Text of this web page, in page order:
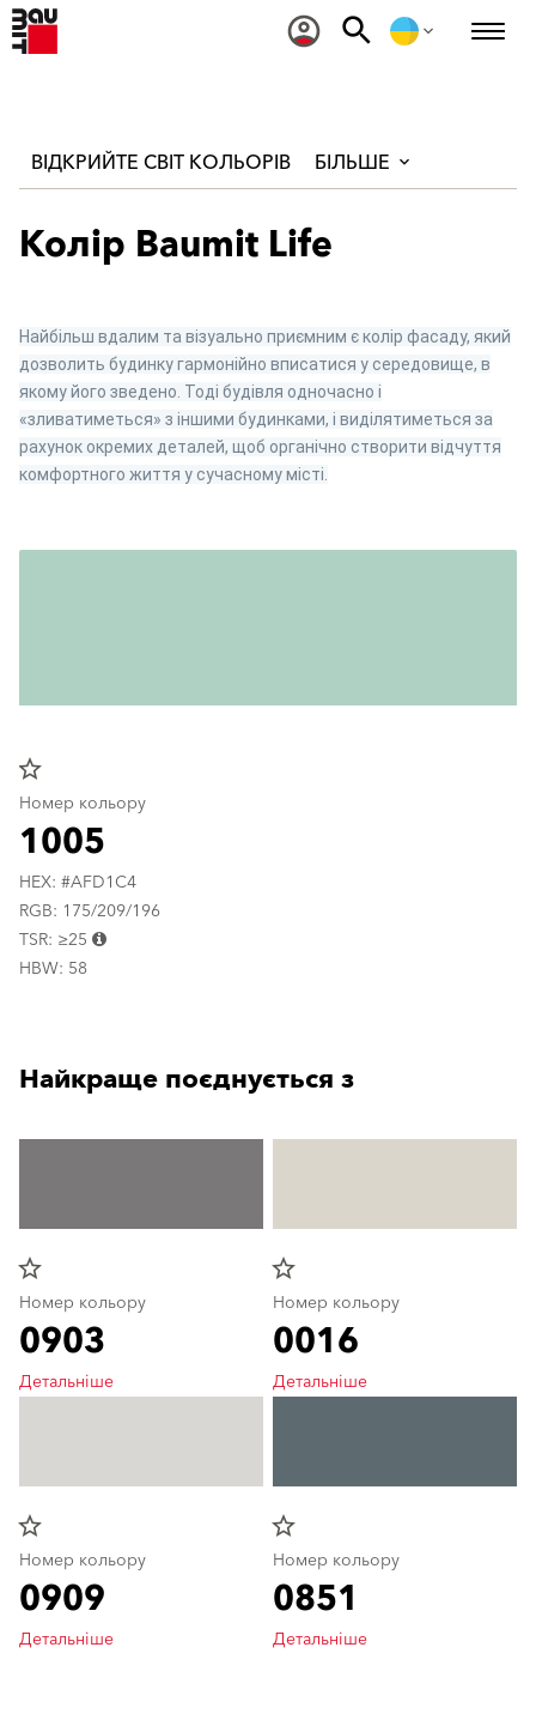
ВІДКРИЙТЕ СВІТ КОЛЬОРІВ БІЛЬШЕ
Колір Baumit Life
Найбільш вдалим та візуально приємним є колір фасаду, який
дозволить будинку гармонійно вписатися у середовище, в
якому його зведено. Тоді будівля одночасно і
«зливатиметься» з іншими будинками, і виділятиметься за
рахунок окремих деталей, щоб органічно створити відчуття
комфортного життя у сучасному місті.
star_border
Номер кольору
1005
HEX: #AFD1C4
RGB: 175/209/196
TSR: ≥25
HBW: 58
Найкраще поєднується з
star_border
Номер кольору
0903
Детальніше
star_border
Номер кольору
0909
Детальніше
star_border
Номер кольору
0016
Детальніше
star_border
Номер кольору
0851
Детальніше